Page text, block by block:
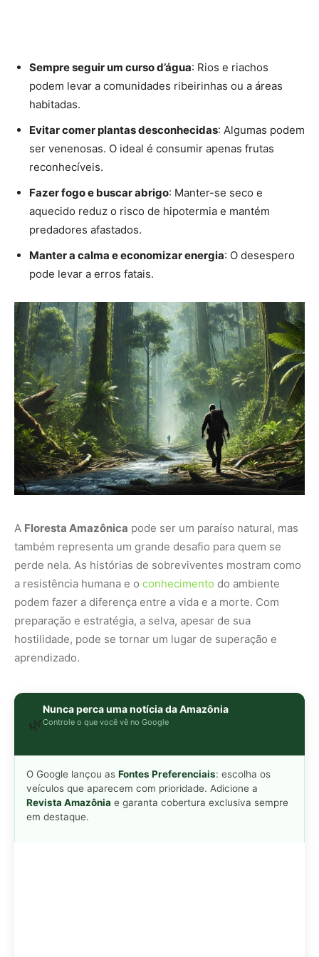
Sempre seguir um curso d’água: Rios e riachos
podem levar a comunidades ribeirinhas ou a áreas
habitadas.
Evitar comer plantas desconhecidas: Algumas podem
ser venenosas. O ideal é consumir apenas frutas
reconhecíveis.
Fazer fogo e buscar abrigo: Manter-se seco e
aquecido reduz o risco de hipotermia e mantém
predadores afastados.
Manter a calma e economizar energia: O desespero
pode levar a erros fatais.
A Floresta Amazônica pode ser um paraíso natural, mas
também representa um grande desafio para quem se
perde nela. As histórias de sobreviventes mostram como
a resistência humana e o conhecimento do ambiente
podem fazer a diferença entre a vida e a morte. Com
preparação e estratégia, a selva, apesar de sua
hostilidade, pode se tornar um lugar de superação e
aprendizado.
🌿
Nunca perca uma notícia da Amazônia
Controle o que você vê no Google
O Google lançou as Fontes Preferenciais: escolha os
veículos que aparecem com prioridade. Adicione a
Revista Amazônia e garanta cobertura exclusiva sempre
em destaque.